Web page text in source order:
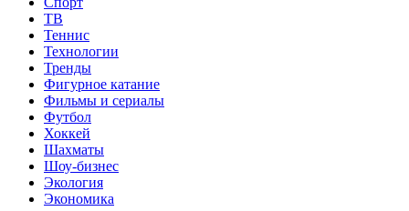
ТВ
Теннис
Технологии
Тренды
Фигурное катание
Фильмы и сериалы
Футбол
Хоккей
Шахматы
Шоу-бизнес
Экология
Экономика